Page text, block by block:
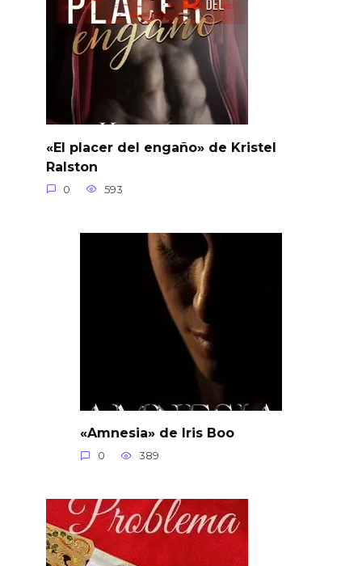
«El placer del engaño» de Kristel
Ralston
0 593
«Amnesia» de Iris Boo
0 389